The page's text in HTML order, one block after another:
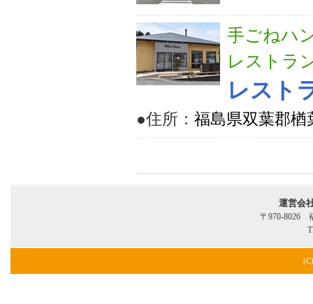
手ごねハ
レストラ
レスト
●住所： 福島県双葉郡楢
運営会
〒970-8026